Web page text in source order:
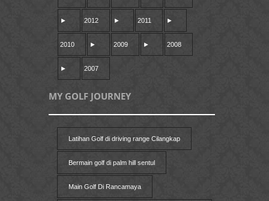
► 2012 ► 2011 ►
2010 ► 2009 ► 2008
► 2007
MY GOLF JOURNEY
Latihan Golf di driving range Cilangkap
Bermain golf di palm hill sentul
Main Golf Di Rancamaya